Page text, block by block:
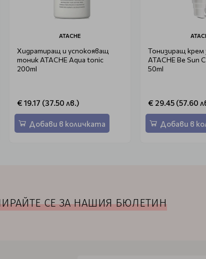
ATACHE
Хидратиращ и успокояващ
тоник ATACHE Aqua tonic
200ml
€ 19.17 (37.50 лв.)
Добави в количката
Тонизиращ крем
ATACHE Be Sun
50ml
€ 29.45 (57.60
Добави в
СЕ ЗА НАШИЯ БЮЛЕТИН